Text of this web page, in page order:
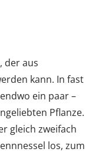
der aus
kann. In fast
ein paar –
Pflanze.
gleich zweifach
los, zum